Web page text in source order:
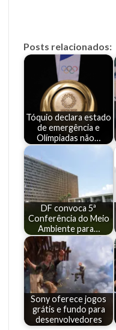
Posts relacionados:
Tóquio declara estado
de emergência e
Olímpiadas não…
DF convoca 5ª
Conferência do Meio
Ambiente para…
Sony oferece jogos
grátis e fundo para
desenvolvedores